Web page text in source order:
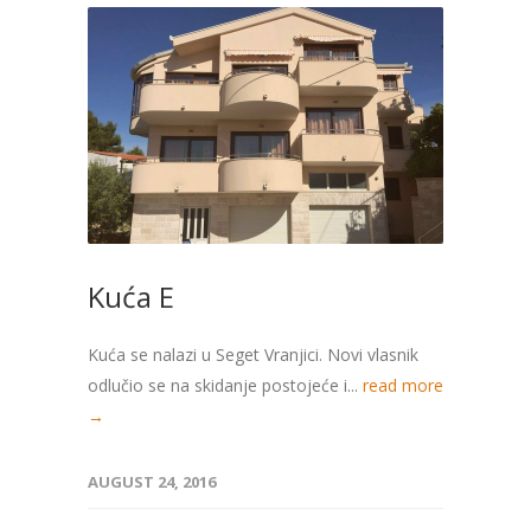
Kuća E
Kuća se nalazi u Seget Vranjici. Novi vlasnik
odlučio se na skidanje postojeće i... read more
→
AUGUST 24, 2016